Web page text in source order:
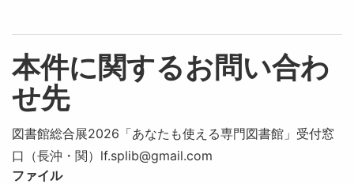
本件に関するお問い合わ
せ先
図書館総合展2026「あなたも使える専門図書館」受付窓
口（長沖・関）lf.splib@gmail.com
ファイル